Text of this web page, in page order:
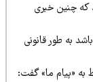
خبری
طور قانونی
ما» گفت: